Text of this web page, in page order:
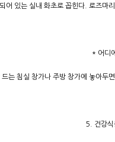
어 있는 실내 화초로 꼽힌다. 로즈마
* 어디
드는 침실 창가나 주방 창가에 놓아두
5. 건강